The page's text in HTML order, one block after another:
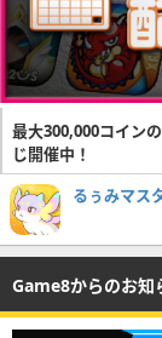
最大300,000コイン
じ開催中！
るぅみマス
Game8からのお知